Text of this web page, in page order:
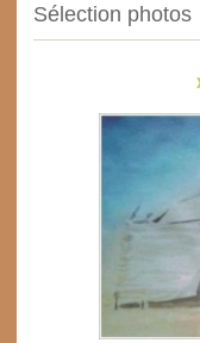
Sélection photos